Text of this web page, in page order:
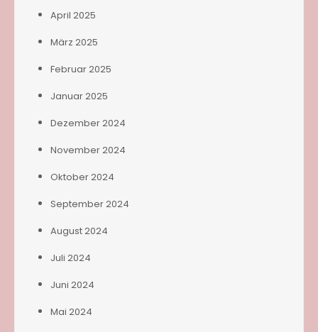
April 2025
März 2025
Februar 2025
Januar 2025
Dezember 2024
November 2024
Oktober 2024
September 2024
August 2024
Juli 2024
Juni 2024
Mai 2024